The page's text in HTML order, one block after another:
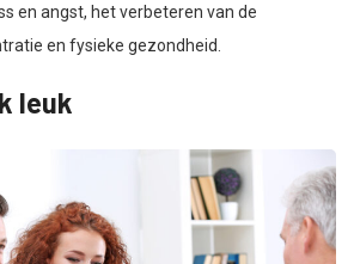
en angst, het verbeteren van de
en fysieke gezondheid.
leuk